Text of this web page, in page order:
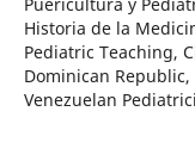
Historia de la
Pediatric Teaching,
Dominican
Venezuelan